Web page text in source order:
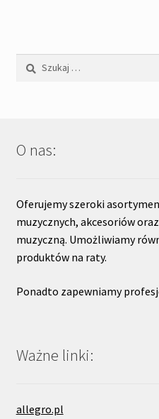
O nas:
Oferujemy szeroki
muzycznych, akcesoriów
muzyczną. Umożliwiamy
produktów na raty.
Ponadto zapewniamy
Ważne linki:
allegro.pl